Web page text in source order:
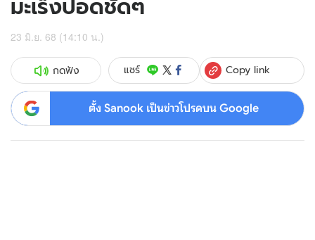
มะเร็งปอดชัดๆ
23 มิ.ย. 68 (14:10 น.)
กดฟัง แชร์ Copy link
ตั้ง Sanook เป็นข่าวโปรดบน Google